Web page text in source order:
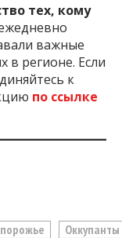
тех, кому
важные
в регионе. Если
к
по ссылке
Оккупанты